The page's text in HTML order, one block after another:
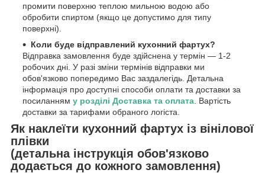
промити поверхню теплою мильною водою або
обробити спиртом (якщо це допустимо для типу
поверхні).
Коли буде відправлений кухонний фартух?
Відправка замовлення буде здійснена у термін — 1-2
робочих дні. У разі зміни термінів відправки ми
обов'язково попередимо Вас заздалегідь. Детальна
інформація про доступні способи оплати та доставки за
посиланням у розділі Доставка та оплата . Вартість
доставки за тарифами обраного логіста.
Як наклеїти кухонний фартух із вінілової
плівки
(детальна інструкція обов'язково
додається до кожного замовлення)